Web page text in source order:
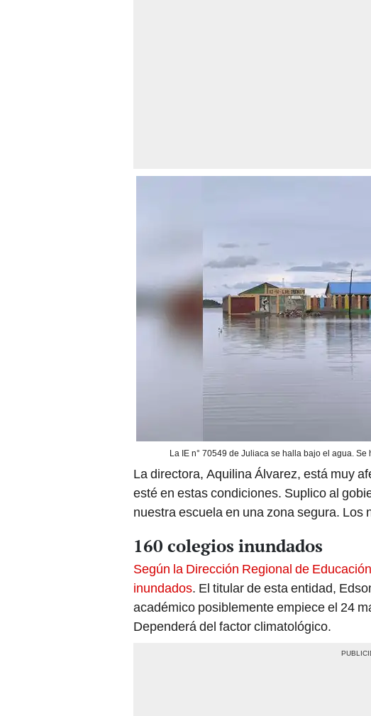
La IE n° 70549 de Juliaca se halla bajo el agua.
La directora, Aquilina Álvarez, está muy
esté en estas condiciones. Suplico al
nuestra escuela en una zona segura. Los
160 colegios inundados
Según la Dirección Regional de
inundados. El titular de esta entidad,
académico posiblemente empiece el 24
Dependerá del factor climatológico.